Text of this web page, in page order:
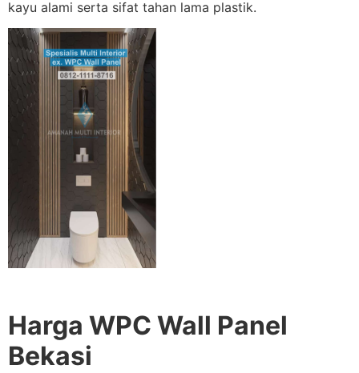
kayu alami serta sifat tahan lama plastik.
Harga WPC Wall Panel
Bekasi